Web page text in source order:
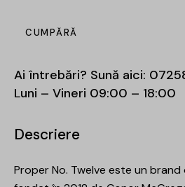
CUMPĂRĂ
Ai întrebări? Sună aici:
Luni – Vineri 09:00 – 18:00
Descriere
Proper No. Twelve este un brand